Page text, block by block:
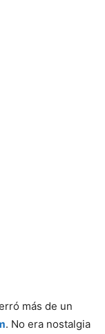
más de un
. No era nostalgia